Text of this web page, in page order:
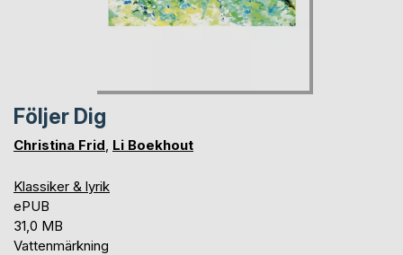
Följer Dig
Christina Frid Li Boekhout
Klassiker & lyrik
ePUB
31,0 MB
Vattenmärkning